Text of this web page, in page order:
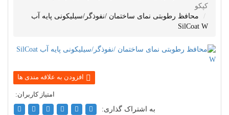
کپکو
محافظ رطوبتی نمای ساختمان /نفوذگر/سیلیکونی پایه آب
SilCoat W
به اشتراک گذاری: